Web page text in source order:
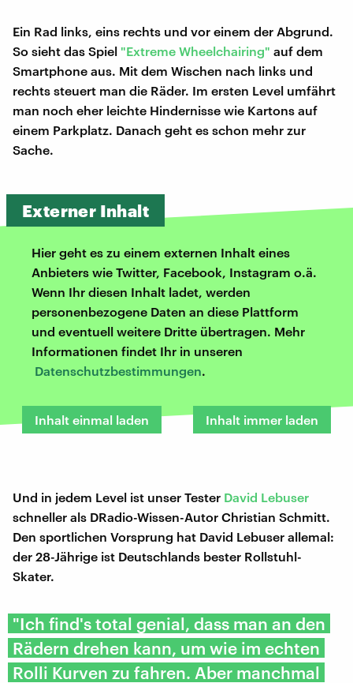
Ein Rad links, eins rechts und vor einem der Abgrund.
So sieht das Spiel "Extreme Wheelchairing" auf dem
Smartphone aus. Mit dem Wischen nach links und
rechts steuert man die Räder. Im ersten Level umfährt
man noch eher leichte Hindernisse wie Kartons auf
einem Parkplatz. Danach geht es schon mehr zur
Sache.
Externer Inhalt
Hier geht es zu einem externen Inhalt eines
Anbieters wie Twitter, Facebook, Instagram o.ä.
Wenn Ihr diesen Inhalt ladet, werden
personenbezogene Daten an diese Plattform
und eventuell weitere Dritte übertragen. Mehr
Informationen findet Ihr in unseren
Datenschutzbestimmungen.
Inhalt einmal laden Inhalt immer laden
Und in jedem Level ist unser Tester David Lebuser
schneller als DRadio-Wissen-Autor Christian Schmitt.
Den sportlichen Vorsprung hat David Lebuser allemal:
der 28-Jährige ist Deutschlands bester Rollstuhl-
Skater.
"Ich find's total genial, dass man an den
Rädern drehen kann, um wie im echten
Rolli Kurven zu fahren. Aber manchmal